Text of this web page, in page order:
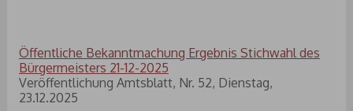
Öffentliche Bekanntmachung Ergebnis Stichwahl des
Bürgermeisters 21-12-2025
Veröffentlichung Amtsblatt, Nr. 52, Dienstag,
23.12.2025